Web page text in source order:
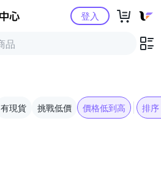
Yahoo購物中心登入
有現貨 挑戰低價 價格低到高 排序